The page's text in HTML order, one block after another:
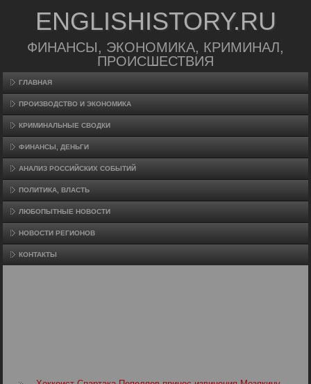
ENGLISHISTORY.RU
ФИНАНСЫ, ЭКОНОМИКА, КРИМИНАЛ,
ПРОИСШЕСТВИЯ
ГЛАВНАЯ
ПРОИЗВΟДСТВО И ЭКОНОМИКА
КРИМИНАЛЬНЫЕ СВОДКИ
ФИНАНСЫ, ДЕНЬГИ
АНАЛИЗ РОССИЙСКИХ СОБЫТИЙ
ПОЛИТИКА, ВЛАСТЬ
ЛЮБОПЫТНЫЕ НОВОСТИ
НОВОСТИ РЕГИОНОВ
КОНТАКТЫ